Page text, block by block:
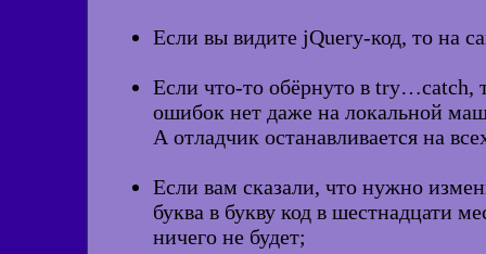
Если вы видите jQuery-код, то на
Если что-то обёрнуто в try…catch,
ошибок нет даже на локальной
А отладчик останавливается на
Если вам сказали, что нужно
буква в букву код в шестнадцати
ничего не будет;